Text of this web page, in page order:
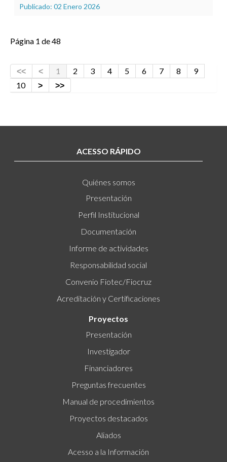
Publicado: 02 Enero 2026
Página 1 de 48
1 2 3 4 5 6 7 8
9
10
ACESSO RÁPIDO
Quiénes somos
Presentación
Perfil Institucional
Documentación
Informe de actividades
Responsabilidad social
Convenio Fiotec/Fiocruz
Acreditación y Certificaciones
Proyectos
Presentación
Investigador
Financiadores
Preguntas frecuentes
Manual de procedimientos
Proyectos destacados
Aliados
Acesso a la Información